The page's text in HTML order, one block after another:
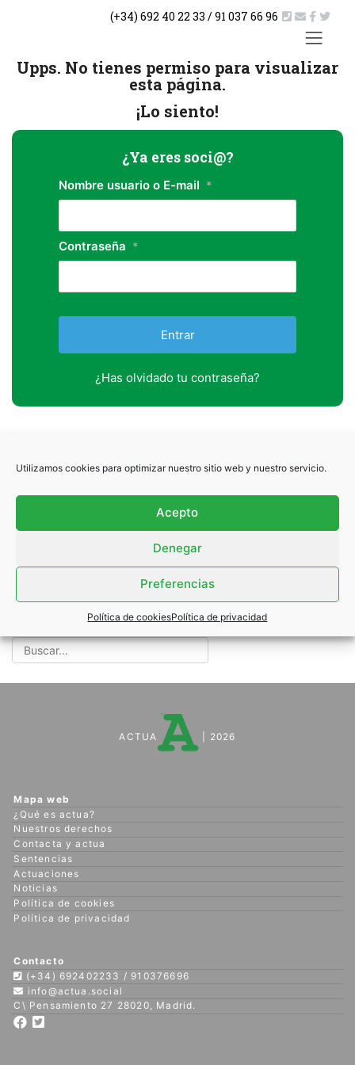
Utilizamos cookies para optimizar nuestro sitio web y nuestro servicio.
Acepto
Denegar
Preferencias
Política de cookiesPolítica de privacidad
(+34) 692 40 22 33 / 91 037 66 96
Upps. No tienes permiso para visualizar
esta página.
¡Lo siento!
¿Ya eres soci@?
Nombre usuario o E-mail *
Contraseña *
¿Has olvidado tu contraseña?
¿Quieres unirte a
nosotros?
Es muy fácil
ASÓCIATE
Saber más
ACTUA | 2026
Mapa web
¿Qué es actua?
Nuestros derechos
Contacta y actua
Sentencias
Actuaciones
Noticias
Política de cookies
Política de privacidad
Contacto
(+34) 692402233 / 910376696
info@actua.social
C\ Pensamiento 27 28020, Madrid.